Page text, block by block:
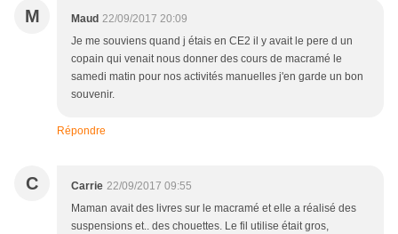
M Maud 22/09/2017 20:09
Je me souviens quand j étais en CE2 il y avait le pere d un
copain qui venait nous donner des cours de macramé le
samedi matin pour nos activités manuelles j'en garde un bon
souvenir.
Répondre
C Carrie 22/09/2017 09:55
Maman avait des livres sur le macramé et elle a réalisé des
suspensions et.. des chouettes. Le fil utilise était gros,